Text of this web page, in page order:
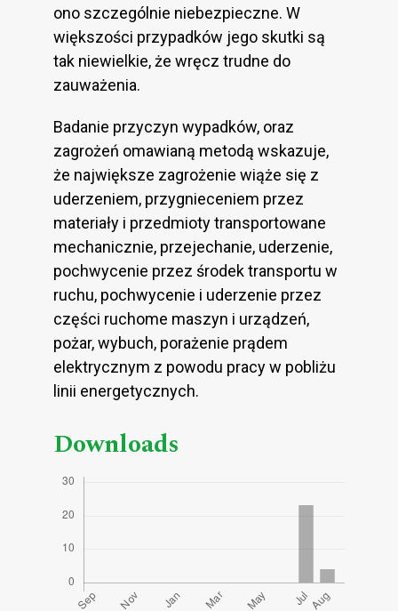
ono szczególnie niebezpieczne. W
większości przypadków jego skutki są
tak niewielkie, że wręcz trudne do
zauważenia.
Badanie przyczyn wypadków, oraz
zagrożeń omawianą metodą wskazuje,
że największe zagrożenie wiąże się z
uderzeniem, przygnieceniem przez
materiały i przedmioty transportowane
mechanicznie, przejechanie, uderzenie,
pochwycenie przez środek transportu w
ruchu, pochwycenie i uderzenie przez
części ruchome maszyn i urządzeń,
pożar, wybuch, porażenie prądem
elektrycznym z powodu pracy w pobliżu
linii energetycznych.
Downloads